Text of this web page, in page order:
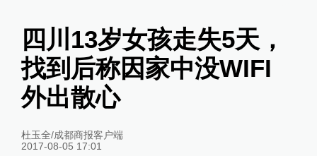
四川13岁女孩走失5天，
找到后称因家中没WIFI
外出散心
杜玉全/成都商报客户端
2017-08-05 17:01